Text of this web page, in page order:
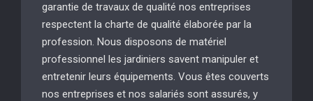
garantie de travaux de qualité nos entreprises
respectent la charte de qualité élaborée par la
profession. Nous disposons de matériel
professionnel les jardiniers savent manipuler et
entretenir leurs équipements. Vous êtes couverts
nos entreprises et nos salariés sont assurés, y